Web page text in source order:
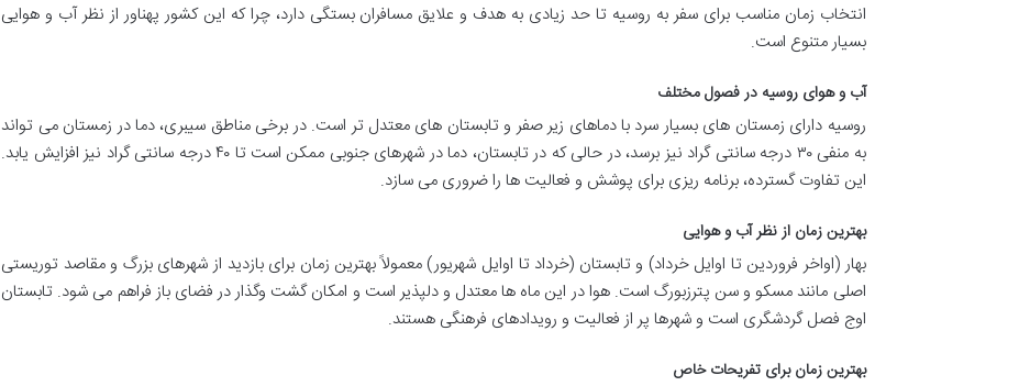
انتخاب زمان مناسب برای سفر به روسیه تا حد زیادی به هدف و علایق مسافران بستگی دارد، چرا که این کشور پهناور از نظر آب و هوایی
بسیار متنوع است.
آب و هوای روسیه در فصول مختلف
روسیه دارای زمستان های بسیار سرد با دماهای زیر صفر و تابستان های معتدل تر است. در برخی مناطق سیبری، دما در زمستان می تواند
به منفی ۳۰ درجه سانتی گراد نیز برسد، در حالی که در تابستان، دما در شهرهای جنوبی ممکن است تا ۴۰ درجه سانتی گراد نیز افزایش یابد.
این تفاوت گسترده، برنامه ریزی برای پوشش و فعالیت ها را ضروری می سازد.
بهترین زمان از نظر آب و هوایی
بهار (اواخر فروردین تا اوایل خرداد) و تابستان (خرداد تا اوایل شهریور) معمولاً بهترین زمان برای بازدید از شهرهای بزرگ و مقاصد توریستی
اصلی مانند مسکو و سن پترزبورگ است. هوا در این ماه ها معتدل و دلپذیر است و امکان گشت وگذار در فضای باز فراهم می شود. تابستان
اوج فصل گردشگری است و شهرها پر از فعالیت و رویدادهای فرهنگی هستند.
بهترین زمان برای تفریحات خاص